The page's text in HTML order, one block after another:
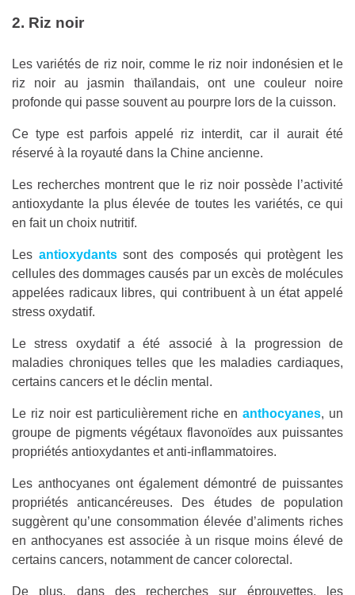
2. Riz noir
Les variétés de riz noir, comme le riz noir indonésien et le
riz noir au jasmin thaïlandais, ont une couleur noire
profonde qui passe souvent au pourpre lors de la cuisson.
Ce type est parfois appelé riz interdit, car il aurait été
réservé à la royauté dans la Chine ancienne.
Les recherches montrent que le riz noir possède l’activité
antioxydante la plus élevée de toutes les variétés, ce qui
en fait un choix nutritif.
Les antioxydantssont des composés qui protègent les
cellules des dommages causés par un excès de molécules
appelées radicaux libres, qui contribuent à un état appelé
stress oxydatif.
Le stress oxydatif a été associé à la progression de
maladies chroniques telles que les maladies cardiaques,
certains cancers et le déclin mental.
Le riz noir est particulièrement riche enanthocyanes, un
groupe de pigments végétaux flavonoïdes aux puissantes
propriétés antioxydantes et anti-inflammatoires.
Les anthocyanes ont également démontré de puissantes
propriétés anticancéreuses. Des études de population
suggèrent qu’une consommation élevée d’aliments riches
en anthocyanes est associée à un risque moins élevé de
certains cancers, notamment de cancer colorectal.
De plus, dans des recherches sur éprouvettes, les